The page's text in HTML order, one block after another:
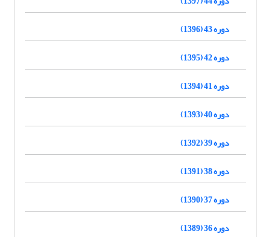
دوره 43 (1396)
دوره 42 (1395)
دوره 41 (1394)
دوره 40 (1393)
دوره 39 (1392)
دوره 38 (1391)
دوره 37 (1390)
دوره 36 (1389)